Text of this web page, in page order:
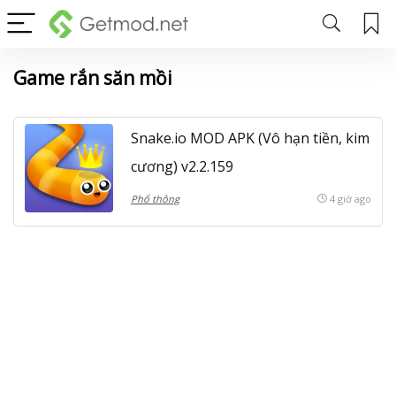
Game rắn săn mồi
Snake.io MOD APK (Vô hạn tiền, kim
cương) v2.2.159
Phổ thông 4 giờ ago